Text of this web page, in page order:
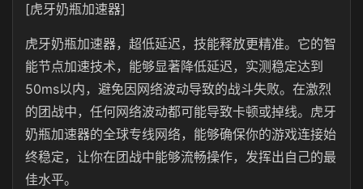
[虎牙奶瓶加速器]
虎牙奶瓶加速器，超低延迟，技能释放更精准。它的智
能节点加速技术，能够显著降低延迟，实测稳定达到
50ms以内，避免因网络波动导致的战斗失败。在激烈
的团战中，任何网络波动都可能导致卡顿或掉线。虎牙
奶瓶加速器的全球专线网络，能够确保你的游戏连接始
终稳定，让你在团战中能够流畅操作，发挥出自己的最
佳水平。